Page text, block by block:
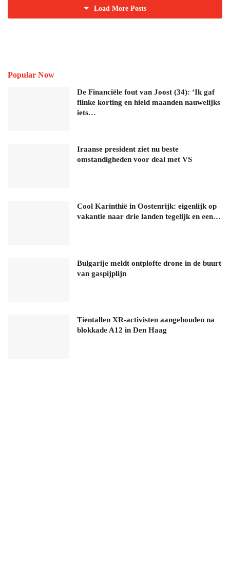
Load More Posts
Popular Now
De Financiële fout van Joost (34): ‘Ik gaf
flinke korting en hield maanden nauwelijks
iets…
Iraanse president ziet nu beste
omstandigheden voor deal met VS
Cool Karinthië in Oostenrijk: eigenlijk op
vakantie naar drie landen tegelijk en een…
Bulgarije meldt ontplofte drone in de buurt
van gaspijplijn
Tientallen XR-activisten aangehouden na
blokkade A12 in Den Haag